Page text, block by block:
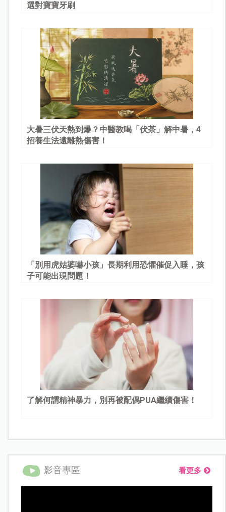
選對寶寶牙刷
大暑三伏天熱到爆？中醫教喝「伏茶」解中暑，4
招養生法遠離熱傷害！
「別用虎姑婆嚇小孩」長期利用恐懼催促入睡，孩
子可能出現問題！
了解何謂精神暴力，別再被配偶PUA繼續傷害！
影音專區 看更多